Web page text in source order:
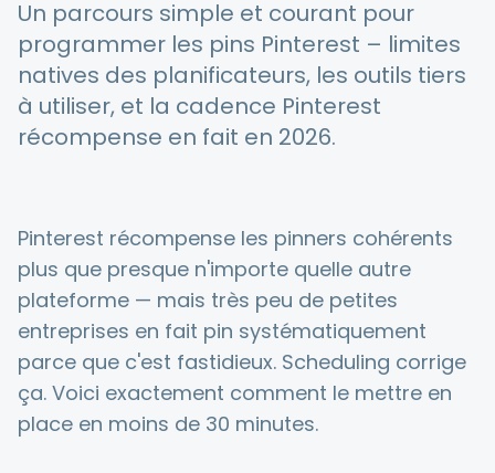
Intégrations
Pour les magasins Shopify
Tarifs
Contacter
Blogue
Un parcours simple et courant pour
programmer les pins Pinterest – limites
natives des planificateurs, les outils tiers
à utiliser, et la cadence Pinterest
récompense en fait en 2026.
Pinterest récompense les pinners cohérents
plus que presque n'importe quelle autre
plateforme — mais très peu de petites
entreprises en fait pin systématiquement
parce que c'est fastidieux. Scheduling corrige
ça. Voici exactement comment le mettre en
place en moins de 30 minutes.